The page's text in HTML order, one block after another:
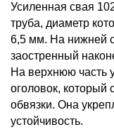
Усиленная свая
труба, диаметр
6,5 мм. На нижней
заостренный
На верхнюю часть
оголовок, который
обвязки. Она
устойчивость.